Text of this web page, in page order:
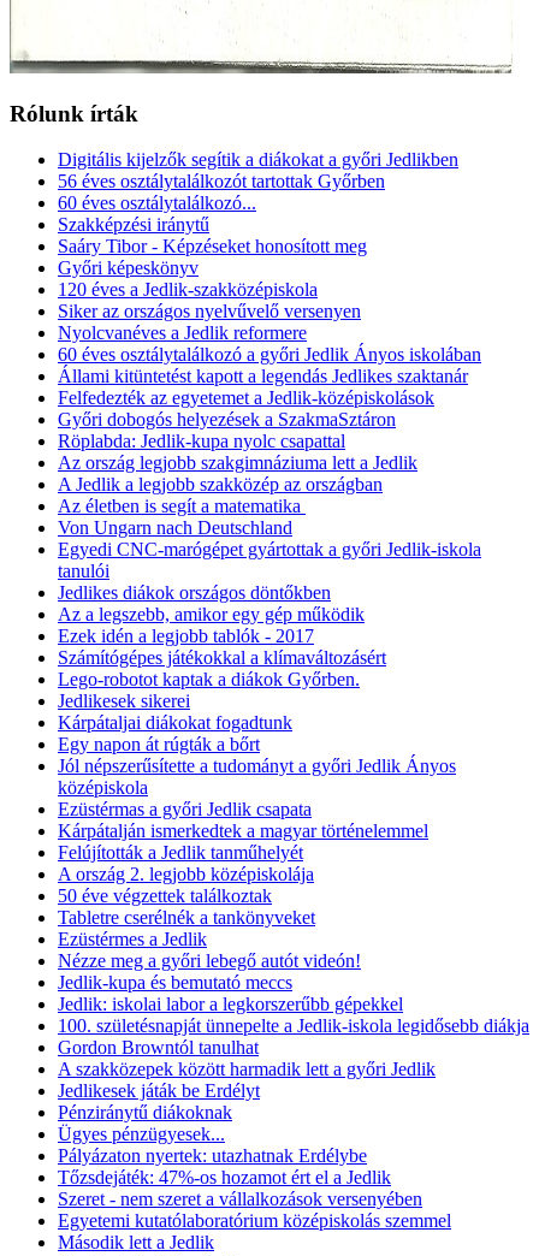
Rólunk írták
Digitális kijelzők segítik a diákokat a győri Jedlikben
56 éves osztálytalálkozót tartottak Győrben
60 éves osztálytalálkozó...
Szakképzési iránytű
Saáry Tibor - Képzéseket honosított meg
Győri képeskönyv
120 éves a Jedlik-szakközépiskola
Siker az országos nyelvűvelő versenyen
Nyolcvanéves a Jedlik reformere
60 éves osztálytalálkozó a győri Jedlik Ányos iskolában
Állami kitüntetést kapott a legendás Jedlikes szaktanár
Felfedezték az egyetemet a Jedlik-középiskolások
Győri dobogós helyezések a SzakmaSztáron
Röplabda: Jedlik-kupa nyolc csapattal
Az ország legjobb szakgimnáziuma lett a Jedlik
A Jedlik a legjobb szakközép az országban
Az életben is segít a matematika
Von Ungarn nach Deutschland
Egyedi CNC-marógépet gyártottak a győri Jedlik-iskola
tanulói
Jedlikes diákok országos döntőkben
Az a legszebb, amikor egy gép működik
Ezek idén a legjobb tablók - 2017
Számítógépes játékokkal a klímaváltozásért
Lego-robotot kaptak a diákok Győrben.
Jedlikesek sikerei
Kárpátaljai diákokat fogadtunk
Egy napon át rúgták a bőrt
Jól népszerűsítette a tudományt a győri Jedlik Ányos
középiskola
Ezüstérmas a győri Jedlik csapata
Kárpátalján ismerkedtek a magyar történelemmel
Felújították a Jedlik tanműhelyét
A ország 2. legjobb középiskolája
50 éve végzettek találkoztak
Tabletre cserélnék a tankönyveket
Ezüstérmes a Jedlik
Nézze meg a győri lebegő autót videón!
Jedlik-kupa és bemutató meccs
Jedlik: iskolai labor a legkorszerűbb gépekkel
100. születésnapját ünnepelte a Jedlik-iskola legidősebb diákja
Gordon Browntól tanulhat
A szakközepek között harmadik lett a győri Jedlik
Jedlikesek játák be Erdélyt
Pénziránytű diákoknak
Ügyes pénzügyesek...
Pályázaton nyertek: utazhatnak Erdélybe
Tőzsdejáték: 47%-os hozamot ért el a Jedlik
Szeret - nem szeret a vállalkozások versenyében
Egyetemi kutatólaboratórium középiskolás szemmel
Második lett a Jedlik